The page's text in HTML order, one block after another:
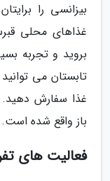
بیزانسی را
غذاهای محلی
بروید و تجربه
غذا سفارش دهید.
باز واقع شده است.
فعالیت های